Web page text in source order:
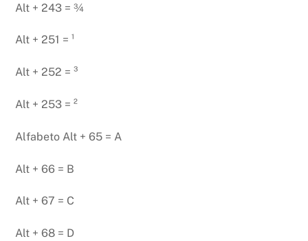
Alt + 243 = ¾
Alt + 251 = ¹
Alt + 252 = ³
Alt + 253 = ²
Alfabeto Alt + 65 = A
Alt + 66 = B
Alt + 67 = C
Alt + 68 = D